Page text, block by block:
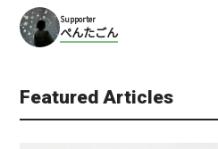
Supporter
ぺんたごん
Featured Articles